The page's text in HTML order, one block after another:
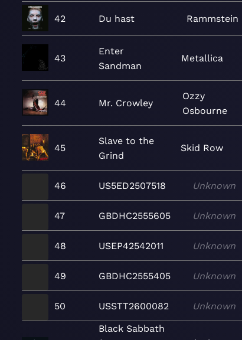
42 Du hast Rammstein
43
Enter
Sandman
Metallica
44 Mr. Crowley
Ozzy
Osbourne
45
Slave to the
Grind
Skid Row
46 US5ED2507518 Unknown
47 GBDHC2555605 Unknown
48 USEP42542011 Unknown
49 GBDHC2555405 Unknown
50 USSTT2600082 Unknown
Black Sabbath